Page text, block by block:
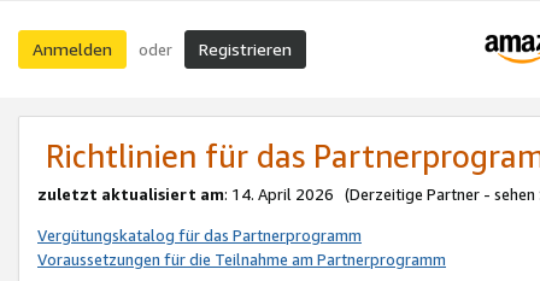
Anmelden oder Registrieren
Richtlinien für das
zuletzt aktualisiert am: 14. April 2026 (Derzeitige Partner - sehen
Vergütungskatalog für das Partnerprogramm
Voraussetzungen für die Teilnahme am Partnerprogramm